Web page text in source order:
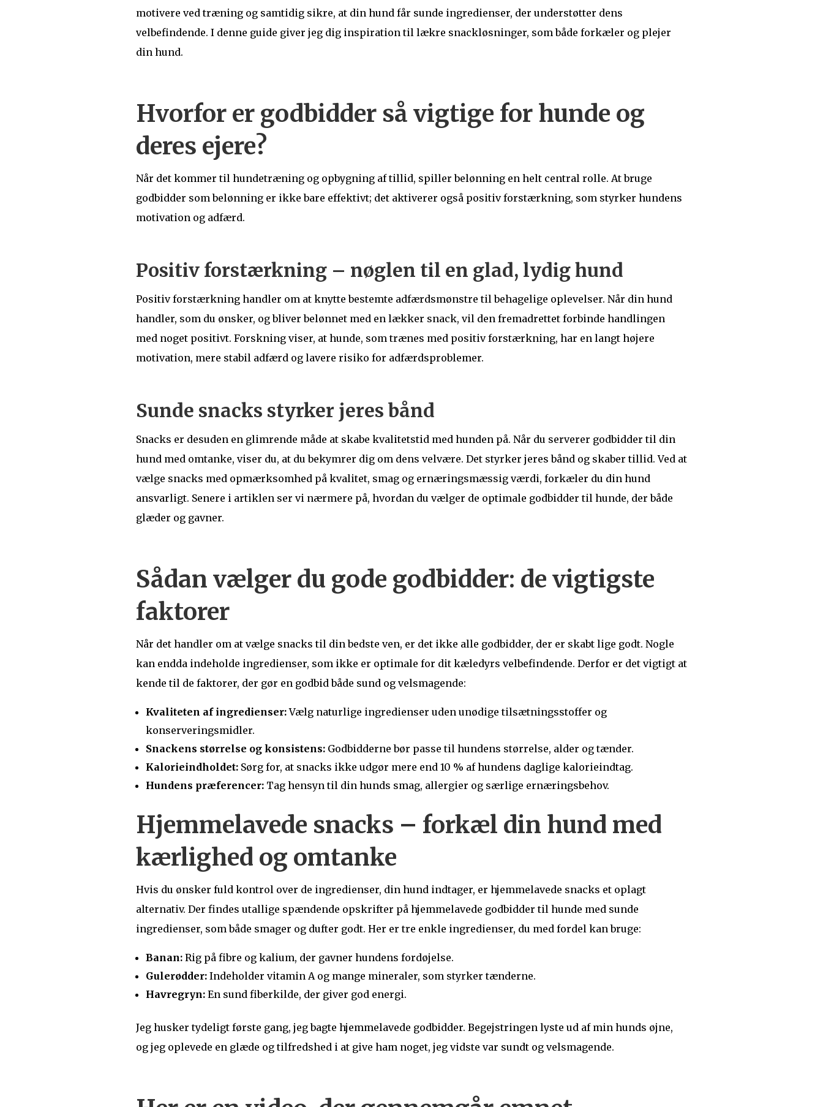
motivere ved træning og samtidig sikre, at din hund får sunde ingredienser, der understøtter dens
velbefindende. I denne guide giver jeg dig inspiration til lækre snackløsninger, som både forkæler og plejer
din hund.
Hvorfor er godbidder så vigtige for hunde og
deres ejere?
Når det kommer til hundetræning og opbygning af tillid, spiller belønning en helt central rolle. At bruge
godbidder som belønning er ikke bare effektivt; det aktiverer også positiv forstærkning, som styrker hundens
motivation og adfærd.
Positiv forstærkning – nøglen til en glad, lydig hund
Positiv forstærkning handler om at knytte bestemte adfærdsmønstre til behagelige oplevelser. Når din hund
handler, som du ønsker, og bliver belønnet med en lækker snack, vil den fremadrettet forbinde handlingen
med noget positivt. Forskning viser, at hunde, som trænes med positiv forstærkning, har en langt højere
motivation, mere stabil adfærd og lavere risiko for adfærdsproblemer.
Sunde snacks styrker jeres bånd
Snacks er desuden en glimrende måde at skabe kvalitetstid med hunden på. Når du serverer godbidder til din
hund med omtanke, viser du, at du bekymrer dig om dens velvære. Det styrker jeres bånd og skaber tillid. Ved at
vælge snacks med opmærksomhed på kvalitet, smag og ernæringsmæssig værdi, forkæler du din hund
ansvarligt. Senere i artiklen ser vi nærmere på, hvordan du vælger de optimale godbidder til hunde, der både
glæder og gavner.
Sådan vælger du gode godbidder: de vigtigste
faktorer
Når det handler om at vælge snacks til din bedste ven, er det ikke alle godbidder, der er skabt lige godt. Nogle
kan endda indeholde ingredienser, som ikke er optimale for dit kæledyrs velbefindende. Derfor er det vigtigt at
kende til de faktorer, der gør en godbid både sund og velsmagende:
Kvaliteten af ingredienser:Vælg naturlige ingredienser uden unødige tilsætningsstoffer og
konserveringsmidler.
Snackens størrelse og konsistens: Godbidderne bør passe til hundens størrelse, alder og tænder.
Kalorieindholdet: Sørg for, at snacks ikke udgør mere end 10 % af hundens daglige kalorieindtag.
Hundens præferencer: Tag hensyn til din hunds smag, allergier og særlige ernæringsbehov.
Hjemmelavede snacks – forkæl din hund med
kærlighed og omtanke
Hvis du ønsker fuld kontrol over de ingredienser, din hund indtager, er hjemmelavede snacks et oplagt
alternativ. Der findes utallige spændende opskrifter på hjemmelavede godbidder til hunde med sunde
ingredienser, som både smager og dufter godt. Her er tre enkle ingredienser, du med fordel kan bruge:
Banan: Rig på fibre og kalium, der gavner hundens fordøjelse.
Gulerødder: Indeholder vitamin A og mange mineraler, som styrker tænderne.
Havregryn: En sund fiberkilde, der giver god energi.
Jeg husker tydeligt første gang, jeg bagte hjemmelavede godbidder. Begejstringen lyste ud af min hunds øjne,
og jeg oplevede en glæde og tilfredshed i at give ham noget, jeg vidste var sundt og velsmagende.